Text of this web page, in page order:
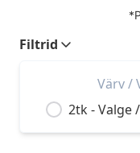
Filtrid
Värv /
2tk -Valge/